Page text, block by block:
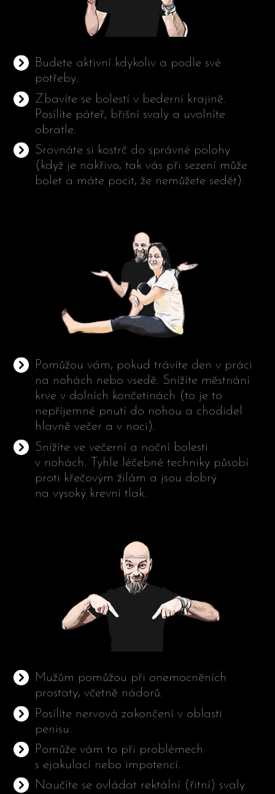
Budete aktivní kdykoliv a podle své
potřeby.
Zbavíte se bolestí v bederní krajině.
Posílíte páteř, břišní svaly a uvolníte
obratle.
Srovnáte si kostrč do správné polohy
(když je nakřivo, tak vás při sezení může
bolet a máte pocit, že nemůžete sedět).
Pomůžou vám, pokud trávíte den v práci
na nohách nebo vsedě. Snížíte městnání
krve v dolních končetinách (to je to
nepříjemné pnutí do nohou a chodidel
hlavně večer a v noci).
Snížíte ve večerní a noční bolesti
v nohách. Tyhle léčebné techniky působí
proti křečovým žilám a jsou dobrý
na vysoký krevní tlak.
Mužům pomůžou při onemocněních
prostaty, včetně nádorů.
Posílíte nervová zakončení v oblasti
penisu.
Pomůže vám to při problémech
s ejakulací nebo impotencí.
Naučíte se ovládat rektální (řitní) svaly